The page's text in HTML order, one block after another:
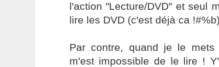
l'action "Lecture/DVD" et seul
lire les DVD (c'est déjà ca
Par contre, quand je le
m'est impossible de le lire !